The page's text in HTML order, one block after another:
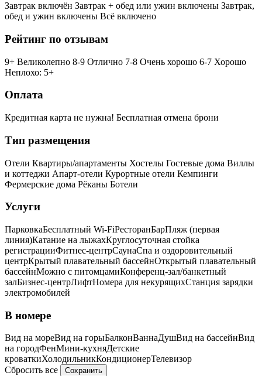
Завтрак включён Завтрак + обед или ужин включены Завтрак,
обед и ужин включены Всё включено
Рейтинг по отзывам
9+ Великолепно 8-9 Отлично 7-8 Очень хорошо 6-7 Хорошо
Неплохо: 5+
Оплата
Кредитная карта не нужна! Бесплатная отмена брони
Тип размещения
Отели Квартиры/апартаменты Хостелы Гостевые дома Виллы
и коттеджи Апарт-отели Курортные отели Кемпинги
Фермерские дома Рёканы Ботели
Услуги
ПарковкаБесплатный Wi-FiРесторанБарПляж (первая
линия)Катание на лыжахКруглосуточная стойка
регистрацииФитнес-центрСаунаСпа и оздоровительный
центрКрытый плавательный бассейнОткрытый плавательный
бассейнМожно с питомцамиКонференц-зал/банкетный
залБизнес-центрЛифтНомера для некурящихCтанция зарядки
электромобилей
В номере
Вид на мореВид на горыБалконВаннаДушВид на бассейнВид
на городФенМини-кухняДетские
кроваткиХолодильникКондиционерТелевизор
Сбросить все
Сохранить